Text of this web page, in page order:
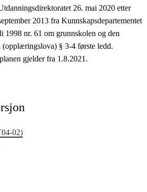
sentrale verdier
26. mai 2020 etter
2013 fra Kunnskapsdepartementet
1998 nr. 61 om grunnskolen og den
§ 3-4 første ledd.
gjelder fra 1.8.2021.